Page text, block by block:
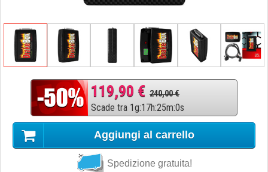
119,90 € 240,00 €
Scade tra 1g:17h:24m:59
Aggiungi al carrello
Spedizione gratuita!